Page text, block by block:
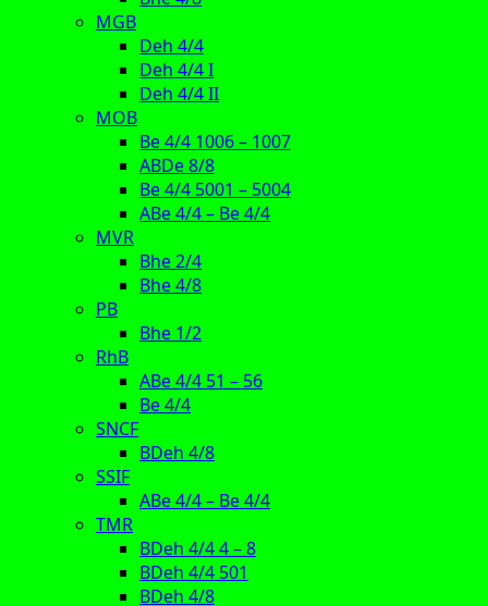
MGB
Deh 4/4
Deh 4/4 I
Deh 4/4 II
MOB
Be 4/4 1006 – 1007
ABDe 8/8
Be 4/4 5001 – 5004
ABe 4/4 – Be 4/4
MVR
Bhe 2/4
Bhe 4/8
PB
Bhe 1/2
RhB
ABe 4/4 51 – 56
Be 4/4
SNCF
BDeh 4/8
SSIF
ABe 4/4 – Be 4/4
TMR
BDeh 4/4 4 – 8
BDeh 4/4 501
BDeh 4/8